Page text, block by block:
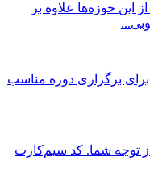
این حوزه‌ها علاوه بر
برای برگزاری دوره مناسب
توجه شما. کد سیم‌کارت